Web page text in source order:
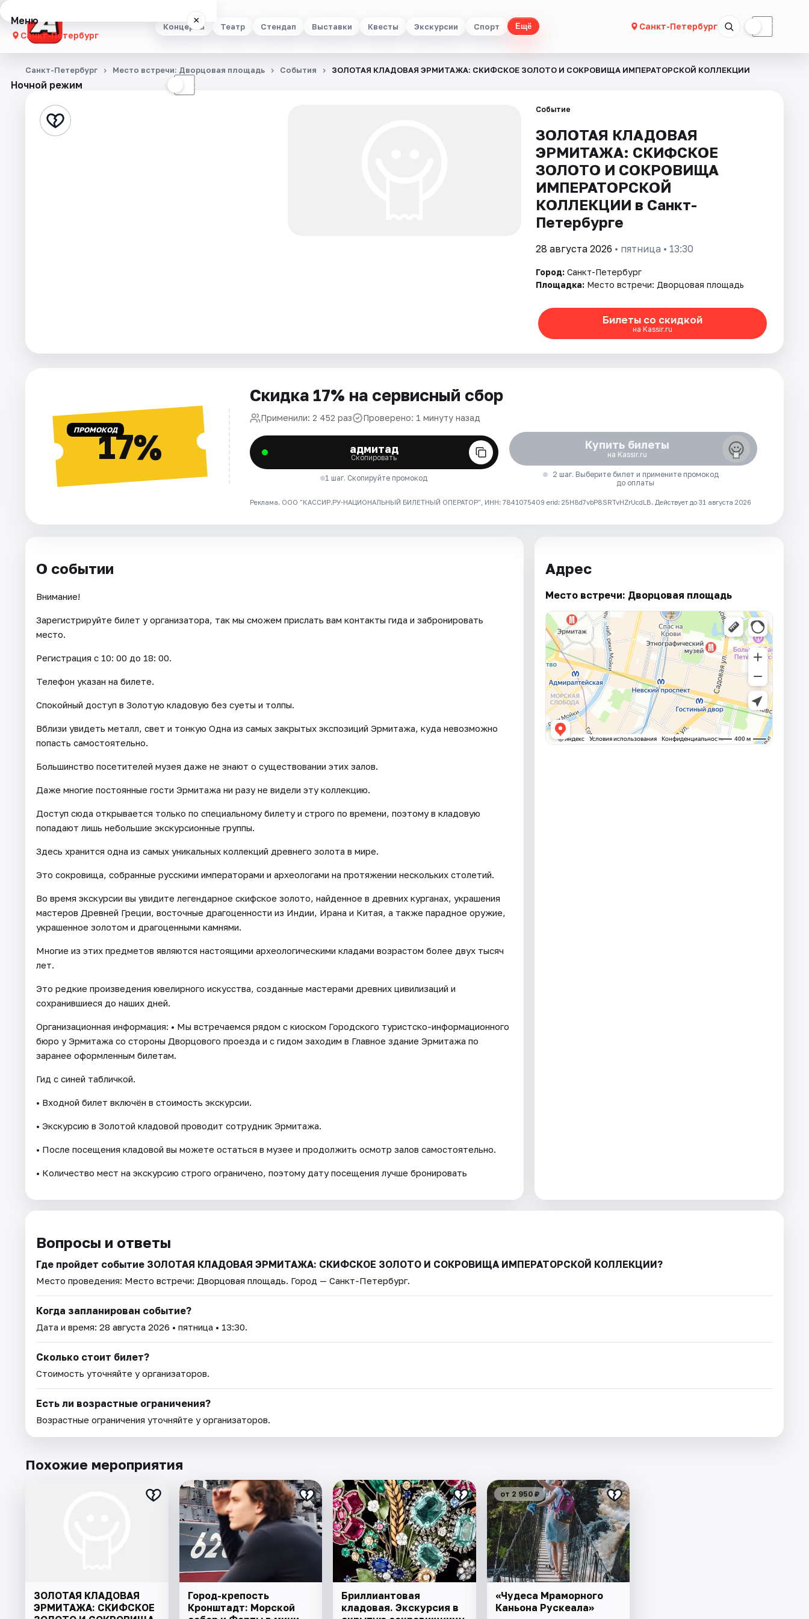
Концерты Театр Стендап Выставки Квесты Экскурсии Спорт Ещё Санкт-Петербург ☾
Меню ×
Санкт-Петербург
Концерты
Стендап
Ночной режим ☾
Санкт-Петербург Место встречи: Дворцовая площадь События ЗОЛОТАЯ КЛАДОВАЯ ЭРМИТАЖА: СКИФСКОЕ ЗОЛОТО И СОКРОВИЩА ИМПЕРАТОРСКОЙ КОЛЛЕКЦИИ
Событие
ЗОЛОТАЯ КЛАДОВАЯ
ЭРМИТАЖА: СКИФСКОЕ
ЗОЛОТО И СОКРОВИЩА
ИМПЕРАТОРСКОЙ
КОЛЛЕКЦИИ в Санкт-
Петербурге
28 августа 2026 • пятница • 13:30
Город: Санкт-Петербург
Площадка: Место встречи: Дворцовая площадь
Билеты со скидкой
на Kassir.ru
ПРОМОКОД17%
Скидка 17% на сервисный сбор
Применили: 2 452 раз Проверено: 1 минуту назад
адмитад
Скопировать
1 шаг. Скопируйте промокод
Купить билеты
на Kassir.ru
2 шаг. Выберите билет и примените промокод
до оплаты
Реклама. ООО "КАССИР.РУ-НАЦИОНАЛЬНЫЙ БИЛЕТНЫЙ ОПЕРАТОР", ИНН: 7841075409 erid: 25H8d7vbP8SRTvHZrUcdLB. Действует до 31 августа 2026
О событии
Внимание!
Зарегистрируйте билет у организатора, так мы сможем прислать вам контакты гида и забронировать
место.
Регистрация с 10: 00 до 18: 00.
Телефон указан на билете.
Спокойный доступ в Золотую кладовую без суеты и толпы.
Вблизи увидеть металл, свет и тонкую Одна из самых закрытых экспозиций Эрмитажа, куда невозможно
попасть самостоятельно.
Большинство посетителей музея даже не знают о существовании этих залов.
Даже многие постоянные гости Эрмитажа ни разу не видели эту коллекцию.
Доступ сюда открывается только по специальному билету и строго по времени, поэтому в кладовую
попадают лишь небольшие экскурсионные группы.
Здесь хранится одна из самых уникальных коллекций древнего золота в мире.
Это сокровища, собранные русскими императорами и археологами на протяжении нескольких столетий.
Во время экскурсии вы увидите легендарное скифское золото, найденное в древних курганах, украшения
мастеров Древней Греции, восточные драгоценности из Индии, Ирана и Китая, а также парадное оружие,
украшенное золотом и драгоценными камнями.
Многие из этих предметов являются настоящими археологическими кладами возрастом более двух тысяч
лет.
Это редкие произведения ювелирного искусства, созданные мастерами древних цивилизаций и
сохранившиеся до наших дней.
Организационная информация: • Мы встречаемся рядом с киоском Городского туристско-информационного
бюро у Эрмитажа со стороны Дворцового проезда и с гидом заходим в Главное здание Эрмитажа по
заранее оформленным билетам.
Гид с синей табличкой.
• Входной билет включён в стоимость экскурсии.
• Экскурсию в Золотой кладовой проводит сотрудник Эрмитажа.
• После посещения кладовой вы можете остаться в музее и продолжить осмотр залов самостоятельно.
• Количество мест на экскурсию строго ограничено, поэтому дату посещения лучше бронировать
Адрес
Место встречи: Дворцовая площадь
Вопросы и ответы
Где пройдет событие ЗОЛОТАЯ КЛАДОВАЯ ЭРМИТАЖА: СКИФСКОЕ ЗОЛОТО И СОКРОВИЩА ИМПЕРАТОРСКОЙ КОЛЛЕКЦИИ?
Место проведения: Место встречи: Дворцовая площадь. Город — Санкт-Петербург.
Когда запланирован событие?
Дата и время: 28 августа 2026 • пятница • 13:30.
Сколько стоит билет?
Стоимость уточняйте у организаторов.
Есть ли возрастные ограничения?
Возрастные ограничения уточняйте у организаторов.
Похожие мероприятия
ЗОЛОТАЯ КЛАДОВАЯ
ЭРМИТАЖА: СКИФСКОЕ
Город-крепость
Кронштадт: Морской
Бриллиантовая
кладовая. Экскурсия в
от 2 950 ₽
«Чудеса Мраморного
Каньона Рускеала»